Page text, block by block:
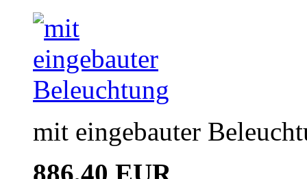
mit eingebauter
886,40 EUR